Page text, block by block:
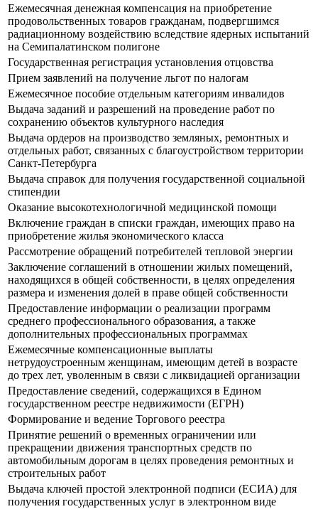
Ежемесячная денежная компенсация на приобретение
продовольственных товаров гражданам, подвергшимся
радиационному воздействию вследствие ядерных испытаний
на Семипалатинском полигоне
Государственная регистрация установления отцовства
Прием заявлений на получение льгот по налогам
Ежемесячное пособие отдельным категориям инвалидов
Выдача заданий и разрешений на проведение работ по
сохранению объектов культурного наследия
Выдача ордеров на производство земляных, ремонтных и
отдельных работ, связанных с благоустройством территории
Санкт-Петербурга
Выдача справок для получения государственной социальной
стипендии
Оказание высокотехнологичной медицинской помощи
Включение граждан в списки граждан, имеющих право на
приобретение жилья экономического класса
Рассмотрение обращений потребителей тепловой энергии
Заключение соглашений в отношении жилых помещений,
находящихся в общей собственности, в целях определения
размера и изменения долей в праве общей собственности
Предоставление информации о реализации программ
среднего профессионального образования, а также
дополнительных профессиональных программах
Ежемесячные компенсационные выплаты
нетрудоустроенным женщинам, имеющим детей в возрасте
до трех лет, уволенным в связи с ликвидацией организации
Предоставление сведений, содержащихся в Едином
государственном реестре недвижимости (ЕГРН)
Формирование и ведение Торгового реестра
Принятие решений о временных ограничении или
прекращении движения транспортных средств по
автомобильным дорогам в целях проведения ремонтных и
строительных работ
Выдача ключей простой электронной подписи (ЕСИА) для
получения государственных услуг в электронном виде